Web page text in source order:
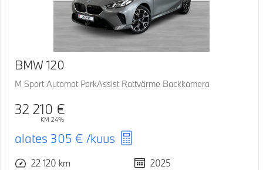
BMW 120
M Sport Automat ParkAssist Rattvärme Backkamera
32 210 €
KM 24%
alates 305 € /kuus
22 120 km
2025